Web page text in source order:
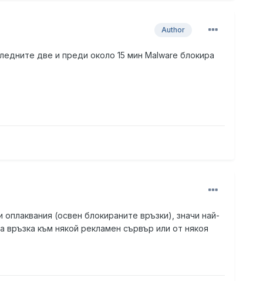
Author
две и преди около 15 мин Malware блокира
(освен блокираните връзки), значи най-
към някой рекламен сървър или от някоя